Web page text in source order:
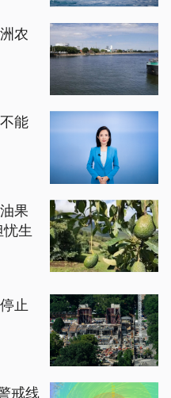
农
能
果
生
止
戒线